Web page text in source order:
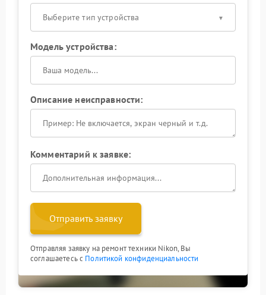
Выберите тип устройства
Модель устройства:
Описание неисправности:
Комментарий к заявке:
Отправить заявку
Отправляя заявку на ремонт техники Nikon, Вы
соглашаетесь с Политикой конфиденциальности